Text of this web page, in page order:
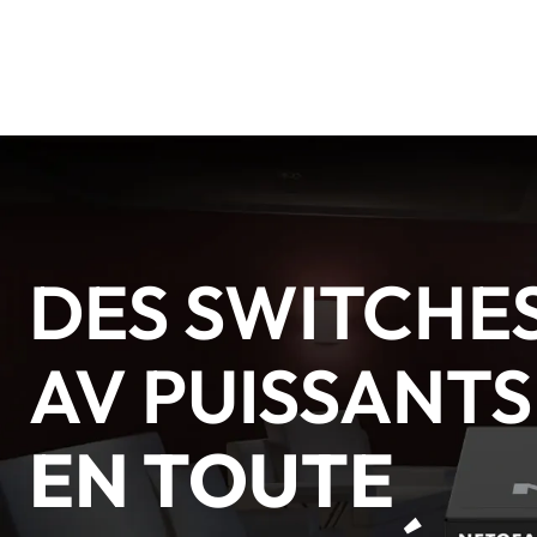
DES
AV PUISSANTS
EN TOUTE